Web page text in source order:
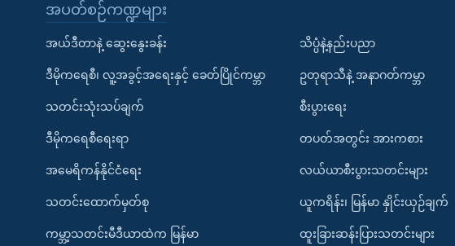
အပတ်စဉ်ကဏ္ဍများ
အယ်ဒီတာနဲ့ ဆွေးနွေးခန်း
ဒီမိုကရေစီ၊ လူ့အခွင့်အရေးနှင့် ခေတ်ပြိုင်ကမ္ဘာ
သတင်းသုံးသပ်ချက်
ဒီမိုကရေစီရေးရာ
အမေရိကန်နိုင်ငံရေး
သတင်းထောက်မှတ်စု
ကမ္ဘာ့သတင်းမီဒီယာထဲက မြန်မာ
သိပ္ပံနဲ့နည်းပညာ
ဥတုရာသီနဲ့ အနာဂတ်ကမ္ဘာ
စီးပွားရေး
တပတ်အတွင်း အားကစား
လယ်ယာစီးပွားသတင်းများ
ယူကရိန်း၊ မြန်မာ နှိုင်းယှဉ်ချက်
ထူးခြားဆန်းပြားသတင်းများ